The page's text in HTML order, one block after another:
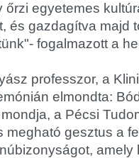
egyetemes
és gazdagítva majd
fogalmazott a
professzor, a
elmondta:
a Pécsi
megható gesztus a
amely